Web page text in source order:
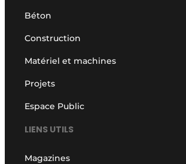
Béton
Construction
Matériel et machines
Projets
Espace Public
LIENS UTILS
Magazines